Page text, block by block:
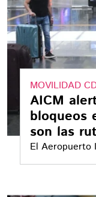
MOVILIDAD
AICM
bloqueos
son las
El Aeropuerto
México pidió a